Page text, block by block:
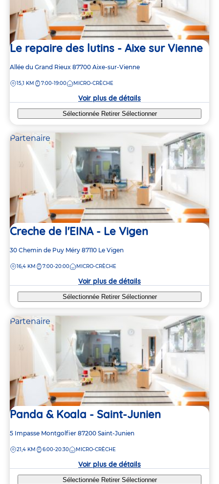
Le repaire des lutins - Aixe sur Vienne
Adresse
la
Allée du Grand Rieux 87700 Aixe-sur-Vienne
DISTANCE
15,1 KM 7:00-19:00 MICRO-CRÈCHE
Voir plus de détails
Sélectionnée Retirer Sélectionner
Partenaire
Creche de l'EINA - Le Vigen
Adresse
la
30 Chemin de Puy Méry 87110 Le Vigen
DISTANCE
16,4 KM 7:00-20:00 MICRO-CRÈCHE
Voir plus de détails
Sélectionnée Retirer Sélectionner
Partenaire
Panda & Koala - Saint-Junien
Adresse
la
5 Impasse Montgolfier 87200 Saint-Junien
DISTANCE
21,4 KM 6:00-20:30 MICRO-CRÈCHE
Voir plus de détails
Sélectionnée Retirer Sélectionner